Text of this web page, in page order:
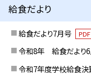
給食だより
給食だより7月号 PDF
令和8年 給食だより
令和7年度学校給食決